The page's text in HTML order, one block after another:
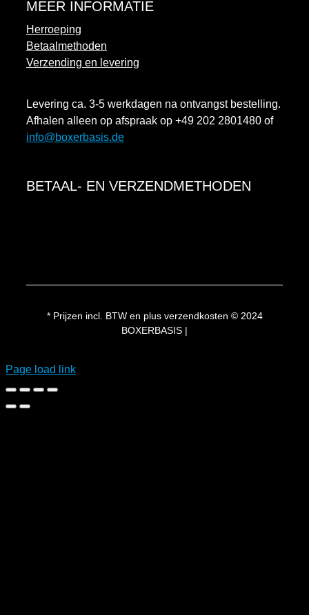
MEER INFORMATIE
Herroeping
Betaalmethoden
Verzending en levering
Levering ca. 3-5 werkdagen na ontvangst bestelling.
Afhalen alleen op afspraak op +49 202 2801480 of
info@boxerbasis.de
BETAAL- EN VERZENDMETHODEN
* Prijzen incl. BTW en plus verzendkosten © 2024
BOXERBASIS |
Page load link